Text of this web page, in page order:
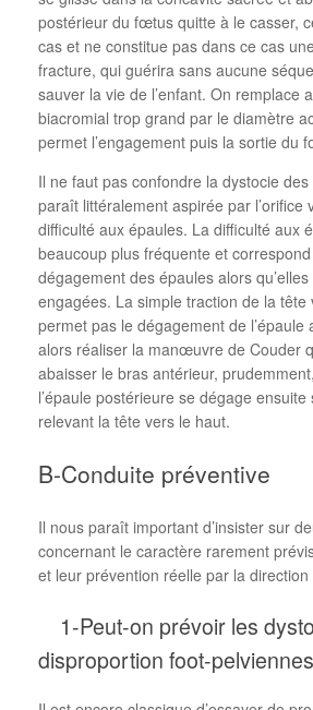
postérieur du fœtus quitte à le casser,
cas et ne constitue pas dans ce cas
fracture, qui guérira sans aucune
sauver la vie de l’enfant. On remplace
biacromial trop grand par le diamètre
permet l’engagement puis la sortie du
Il ne faut pas confondre la dystocie
paraît littéralement aspirée par l’orifice
difficulté aux épaules. La difficulté aux
beaucoup plus fréquente et
dégagement des épaules alors
engagées. La simple traction de la tête
permet pas le dégagement de l’épaule
alors réaliser la manœuvre de Couder
abaisser le bras antérieur,
l’épaule postérieure se dégage
relevant la tête vers le haut.
B-Conduite préventive
Il nous paraît important d’insister sur
concernant le caractère rarement
et leur prévention réelle par la direction
1-Peut-on prévoir les
disproportion foot-